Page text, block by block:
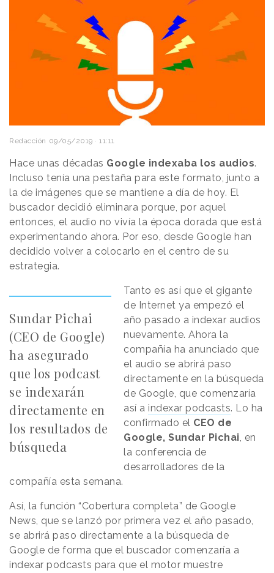
Redacción 09/05/2019 · 11:11
Hace unas décadas Google indexaba los audios.
Incluso tenía una pestaña para este formato, junto a
la de imágenes que se mantiene a día de hoy. El
buscador decidió eliminara porque, por aquel
entonces, el audio no vivía la época dorada que está
experimentando ahora. Por eso, desde Google han
decidido volver a colocarlo en el centro de su
estrategia.
Sundar Pichai
(CEO de Google)
ha asegurado
que los podcast
se indexarán
directamente en
los resultados de
búsqueda
Tanto es así que el gigante
de Internet ya empezó el
año pasado a indexar audios
nuevamente. Ahora la
compañía ha anunciado que
el audio se abrirá paso
directamente en la búsqueda
de Google, que comenzaría
así a indexar podcasts. Lo ha
confirmado el CEO de
Google, Sundar Pichai, en
la conferencia de
desarrolladores de la
compañía esta semana.
Así, la función “Cobertura completa” de Google
News, que se lanzó por primera vez el año pasado,
se abrirá paso directamente a la búsqueda de
Google de forma que el buscador comenzaría a
indexar podcasts para que el motor muestre